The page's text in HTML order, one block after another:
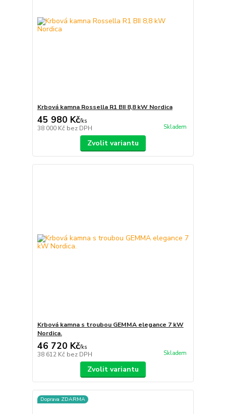
Krbová kamna Rossella R1 BII 8,8 kW Nordica
45 980 Kč/ks
38 000 Kč bez DPH Skladem
Zvolit variantu
Krbová kamna s troubou GEMMA elegance 7 kW
Nordica.
46 720 Kč/ks
38 612 Kč bez DPH Skladem
Zvolit variantu
Doprava ZDARMA